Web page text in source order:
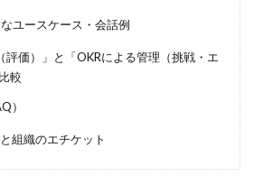
ユースケース・会話例
評価）」と「OKRによる管理（挑戦・エ
較
）
組織のエチケット